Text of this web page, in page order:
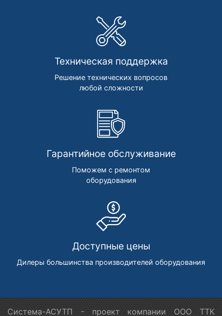
Техническая поддержка
Решение технических вопросов
любой сложности
Гарантийное обслуживание
Поможем с ремонтом
оборудования
Доступные цены
Дилеры большинства производителей оборудования
Система-АСУТП - проект компании ООО ТТК